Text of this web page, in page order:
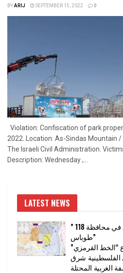
BYARIJ SEPTEMBER 15, 2022 0
Violation: Confiscation of park
2022. Location: As-Sindas Mountain
The Israeli Civil Administration.
Description: Wednesday ,...
LATEST NEWS
” 118 ألف دونم مهددة بالعزل في محافظة
طوباس”
“الخط القرمزي”
شرق
الغربية المحتلة